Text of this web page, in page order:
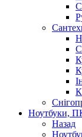
Ноутбуки,
Назад